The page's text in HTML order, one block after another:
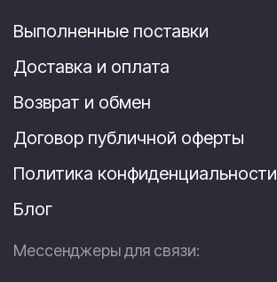
Выполненные поставки
Доставка и оплата
Возврат и обмен
Договор публичной оферты
Политика конфиденциальности
Блог
Мессенджеры для связи: